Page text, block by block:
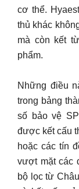
cơ thể.
thủ khác
mà còn kết
phẩm.
Những điều
trong bảng
số bảo vệ
được kết cấu
hoặc các tín
vượt mặt các
bộ lọc từ